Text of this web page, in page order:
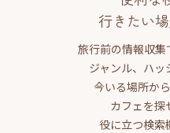
行きたい
旅行前の情報収集
ジャンル、ハッ
今いる場所か
カフェを探
役に立つ検索